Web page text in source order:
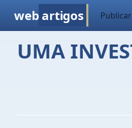
web artigos Publicar
UMA